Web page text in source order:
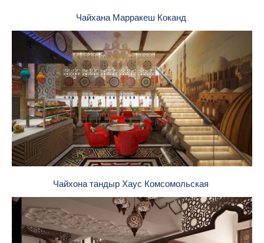
Чайхана Марракеш Коканд
Чайхона тандыр Хаус Комсомольская